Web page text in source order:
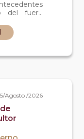
del fuero
Agosto /2026